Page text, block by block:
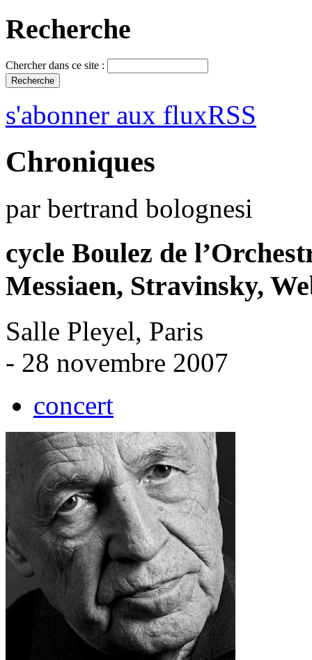
Recherche
Chercher dans ce site :
s'abonner aux fluxRSS
Chroniques
par bertrand bolognesi
cycle Boulez de
Messiaen, Stravinsky,
Salle Pleyel, Paris
- 28 novembre 2007
concert